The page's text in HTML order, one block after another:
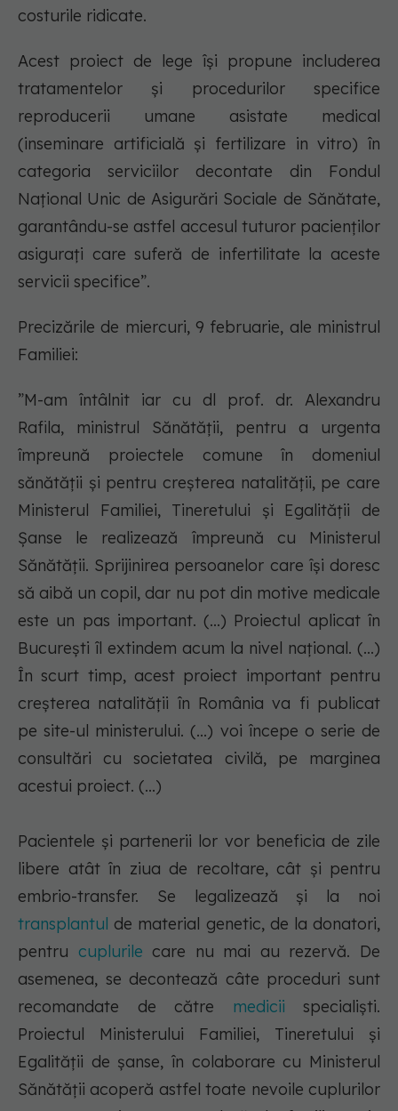
costurile ridicate.
Acest proiect de lege își propune includerea
tratamentelor și procedurilor specifice
reproducerii umane asistate medical
(inseminare artificială și fertilizare in vitro) în
categoria serviciilor decontate din Fondul
Naţional Unic de Asigurări Sociale de Sănătate,
garantându-se astfel accesul tuturor pacienților
asigurați care suferă de infertilitate la aceste
servicii specifice”.
Precizările de miercuri, 9 februarie, ale ministrul
Familiei:
”M-am întâlnit iar cu dl prof. dr. Alexandru
Rafila, ministrul Sănătăţii, pentru a urgenta
împreună proiectele comune în domeniul
sănătăţii şi pentru creşterea natalităţii, pe care
Ministerul Familiei, Tineretului şi Egalităţii de
Şanse le realizează împreună cu Ministerul
Sănătăţii. Sprijinirea persoanelor care îşi doresc
să aibă un copil, dar nu pot din motive medicale
este un pas important. (...) Proiectul aplicat în
Bucureşti îl extindem acum la nivel naţional. (...)
În scurt timp, acest proiect important pentru
creşterea natalităţii în România va fi publicat
pe site-ul ministerului. (...) voi începe o serie de
consultări cu societatea civilă, pe marginea
acestui proiect. (...)
Pacientele şi partenerii lor vor beneficia de zile
libere atât în ziua de recoltare, cât şi pentru
embrio-transfer. Se legalizează şi la noi
transplantul de material genetic, de la donatori,
pentru cuplurile care nu mai au rezervă. De
asemenea, se decontează câte proceduri sunt
recomandate de către medicii specialişti.
Proiectul Ministerului Familiei, Tineretului şi
Egalităţii de şanse, în colaborare cu Ministerul
Sănătăţii acoperă astfel toate nevoile cuplurilor